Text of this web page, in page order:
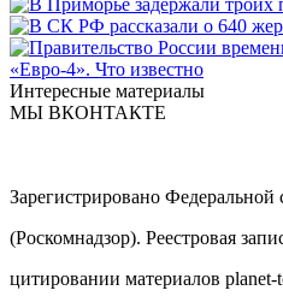
«Евро-4». Что известно
Интересные материалы
МЫ ВКОНТАКТЕ
Зарегистрировано
(Роскомнадзор). Реестровая
цитировании материалов planet-